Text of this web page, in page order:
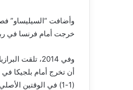
خرجت أمام فرنسا في ربع النهائي (0-1)، ثم تكررت الخيبة أمام
(1-1) في الوقتين الأصلي والإضافي.